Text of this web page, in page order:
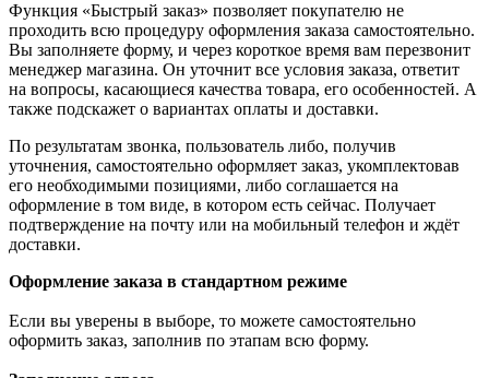
Функция «Быстрый заказ» позволяет покупателю не
проходить всю процедуру оформления заказа самостоятельно.
Вы заполняете форму, и через короткое время вам перезвонит
менеджер магазина. Он уточнит все условия заказа, ответит
на вопросы, касающиеся качества товара, его особенностей. А
также подскажет о вариантах оплаты и доставки.
По результатам звонка, пользователь либо, получив
уточнения, самостоятельно оформляет заказ, укомплектовав
его необходимыми позициями, либо соглашается на
оформление в том виде, в котором есть сейчас. Получает
подтверждение на почту или на мобильный телефон и ждёт
доставки.
Оформление заказа в стандартном режиме
Если вы уверены в выборе, то можете самостоятельно
оформить заказ, заполнив по этапам всю форму.